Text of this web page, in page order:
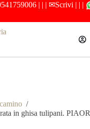
| | | ✉Scrivi | | |
/
in ghisa tulipani.